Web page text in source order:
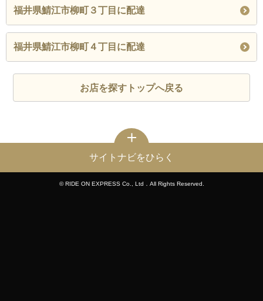
福井県鯖江市柳町３丁目に配達
福井県鯖江市柳町４丁目に配達
お店を探すトップへ戻る
サイトナビをひらく
© RIDE ON EXPRESS Co., Ltd．All Rights Reserved.